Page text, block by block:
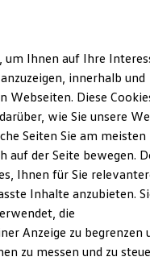
um Ihnen auf Ihre
innerhalb und
Webseiten. Diese
wie Sie unsere
Seiten Sie am meisten
auf der Seite bewegen.
Ihnen für Sie
Inhalte anzubieten.
die
Anzeige zu begrenzen
zu messen und zu